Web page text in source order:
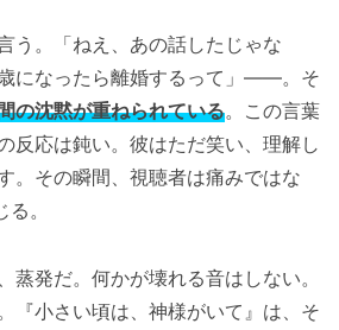
う。「ねえ、あの話したじゃな
になったら離婚するって」――。そ
の沈黙が重ねられている。この言葉
反応は鈍い。彼はただ笑い、理解し
。その瞬間、視聴者は痛みではな
。
蒸発だ。何かが壊れる音はしない。
『小さい頃は、神様がいて』は、そ